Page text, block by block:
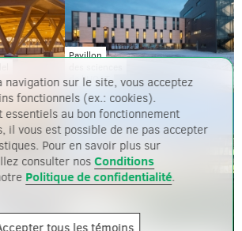
Pavillon
de l’UQAT
en biotechnologie
navigation sur le site, vous acceptez
fonctionnels (ex.: cookies).
essentiels au bon fonctionnement
il vous est possible de ne pas accepter
Pour en savoir plus sur
consulter nosConditions
Politique de confidentialité.
tous les témoins